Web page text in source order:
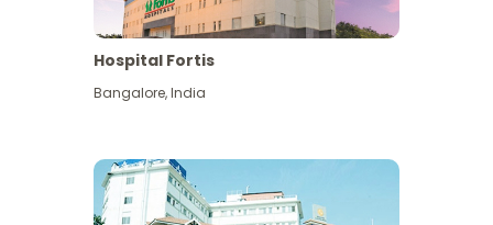
Hospital Fortis
Bangalore,India